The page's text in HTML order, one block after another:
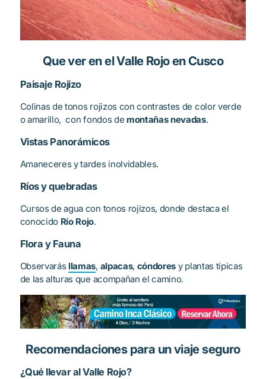
Que ver en el Valle Rojo en Cusco
Paisaje Rojizo
Colinas de tonos rojizos con contrastes de color verde
o amarillo, con fondos de montañas nevadas.
Vistas Panorámicos
Amaneceres y tardes inolvidables.
Ríos y quebradas
Cursos de agua con tonos rojizos, donde destaca el
conocido Río Rojo.
Flora y Fauna
Observarás llamas, alpacas, cóndores y plantas típicas
de las alturas que acompañan el camino.
Recomendaciones para un viaje seguro
¿Qué llevar al Valle Rojo?